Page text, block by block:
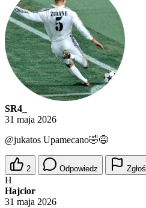
SR4_
31 maja 2026
@jukatos Upamecano🤣😅
2 Odpowiedz Zgłoś
H
Hajcior
31 maja 2026